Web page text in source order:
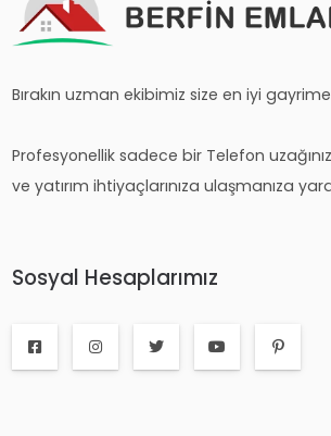
Bırakın uzman ekibimiz size en iyi
Profesyonellik sadece bir Telefon
ve yatırım ihtiyaçlarınıza ulaşmanıza
Sosyal Hesaplarımız